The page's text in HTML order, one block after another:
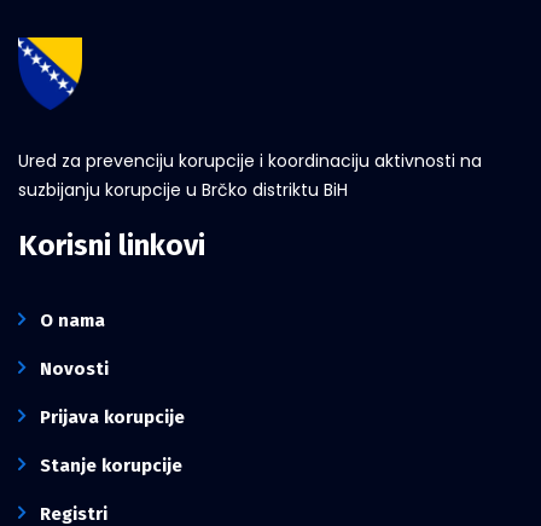
Ured za prevenciju korupcije i koordinaciju aktivnosti na
suzbijanju korupcije u Brčko distriktu BiH
Korisni linkovi
O nama
Novosti
Prijava korupcije
Stanje korupcije
Registri